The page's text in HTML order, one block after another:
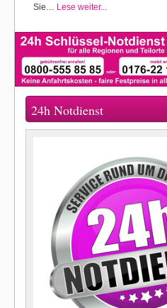
Sie… Lese weiter...
24h Notdienst